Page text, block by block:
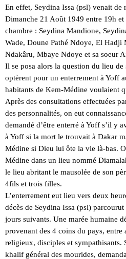
En effet, Seydina Issa (psl) venait de
Dimanche 21 Août 1949 entre 19h et
chambre : Seydina Mandione,
Wade, Doune Pathé Ndoye, El Hadji
Ndakâru, Mbaye Ndoye et sa soeur
Il se posa alors la question du lieu de
optèrent pour un enterrement à Yoff
habitants de Kem-Médine voulaient
Après des consultations effectuées
des personnalités, on eut
demandé d’être enterré à Yoff s’il y
à Yoff si la mort le trouvait à Dakar
Médine si Dieu lui ôte la vie là-bas.
Médine dans un lieu nommé
le lieu abritant le mausolée de son
4fils et trois filles.
L’enterrement eut lieu vers deux
décès de Seydina Issa (psl)
jours suivants. Une marée humaine
provenant des 4 coins du pays,
religieux, disciples et sympathisants.
khalif général des mourides,